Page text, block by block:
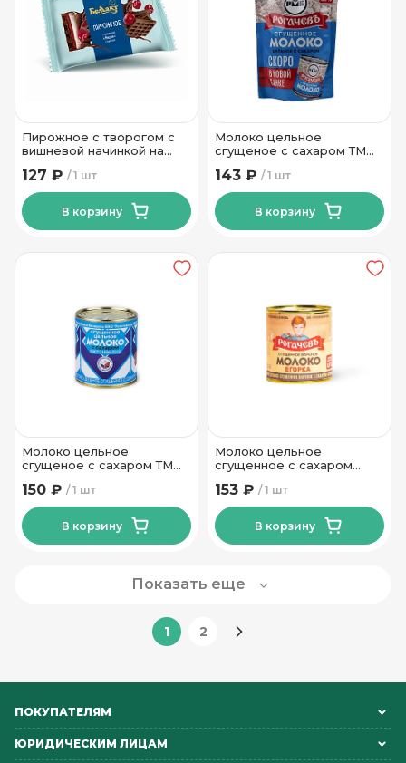
Пирожное с творогом с
вишневой начинкой на
Тм Беллакт
1 шт
127 ₽
В корзину
Молоко цельное
сгущеное с сахаром ТМ
1 шт
143 ₽
В корзину
Молоко цельное
сгущеное с сахаром ТМ
1 шт
150 ₽
В корзину
Молоко цельное
сгущенное с сахаром
Рогачевъ 360 гр.
1 шт
153 ₽
В корзину
Показать еще
1 2
ПОКУПАТЕЛЯМ
ЮРИДИЧЕСКИМ ЛИЦАМ